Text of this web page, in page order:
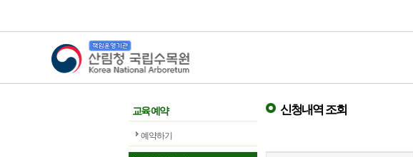
산림청 국립수목원
교육 예약
예약하기
신청내역 조회